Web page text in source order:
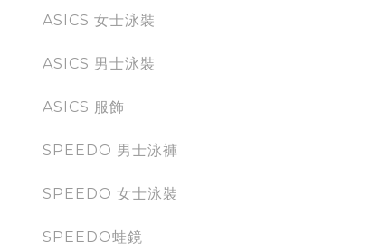
ASICS 女士泳裝
ASICS 男士泳裝
ASICS 服飾
SPEEDO 男士泳褲
SPEEDO 女士泳裝
SPEEDO蛙鏡